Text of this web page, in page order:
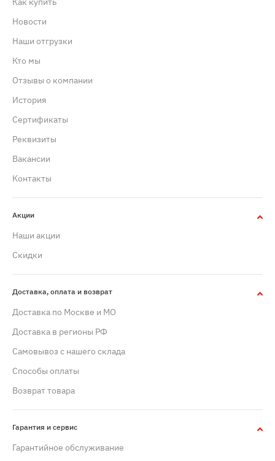
Новости
Наши отгрузки
Кто мы
Отзывы о компании
История
Сертификаты
Реквизиты
Вакансии
Контакты
Акции
Наши акции
Скидки
Доставка, оплата и возврат
Доставка по Москве и МО
Доставка в регионы РФ
Самовывоз с нашего склада
Способы оплаты
Возврат товара
Гарантия и сервис
Гарантийное обслуживание